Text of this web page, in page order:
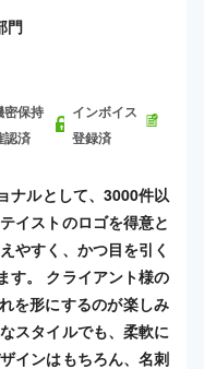
門
密保持
認済
インボイス
登録済
ナルとして、3000件以
イストのロゴを得意と
やすく、かつ目を引く
す。 クライアント様の
を形にするのが楽しみ
スタイルでも、柔軟に
インはもちろん、名刺